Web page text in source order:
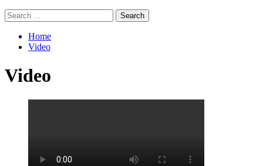
Search
for:
Home
Video
Video